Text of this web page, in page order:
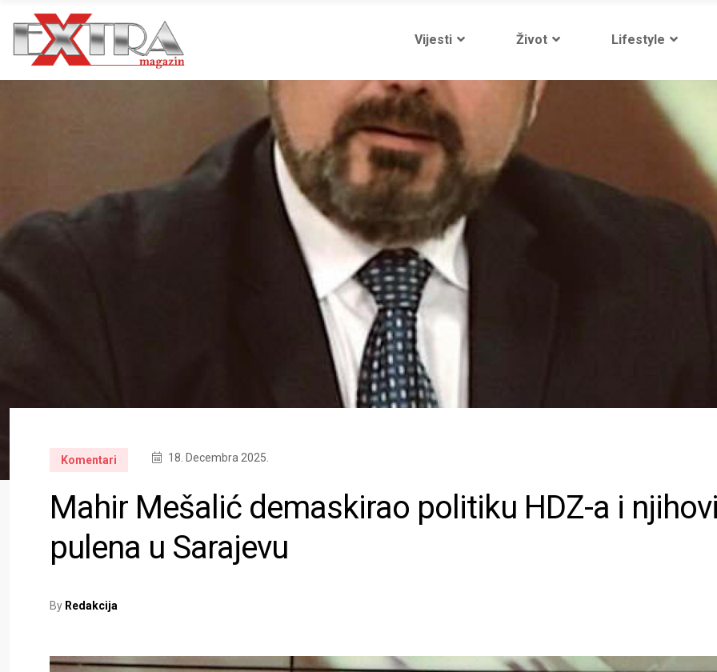
Vijesti Život Lifestyle
Komentari 18. Decembra 2025.
Mahir Mešalić demaskirao politiku HDZ-a i
pulena u Sarajevu
By Redakcija